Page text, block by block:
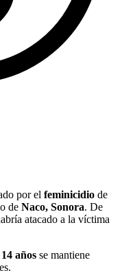
por el feminicidio de
de Naco, Sonora. De
atacado a la víctima
años se mantiene